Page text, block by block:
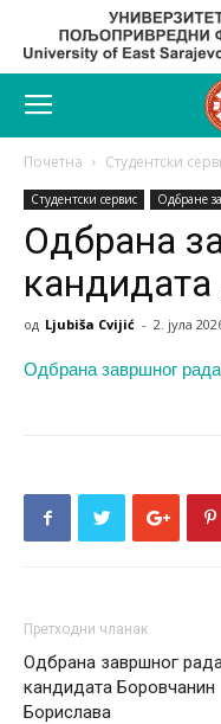
Почетна Студентски
Студентски сервис Одбране
Одбрана
од Ljubiša Cvijić - 2. јула
Одбрана завршног
Претходни чланак
Одбрана завршног
кандидата Боровчанин
Борислава